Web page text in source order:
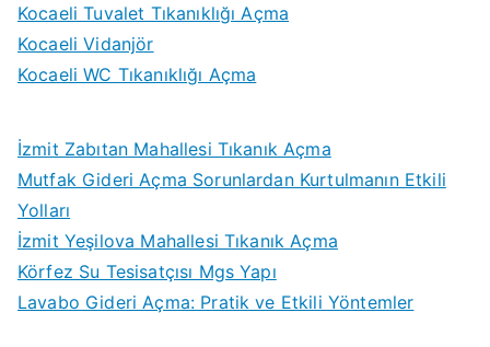
Kocaeli Tuvalet Tıkanıklığı Açma
Kocaeli Vidanjör
Kocaeli WC Tıkanıklığı Açma
İzmit Zabıtan Mahallesi Tıkanık Açma
Mutfak Gideri Açma Sorunlardan Kurtulmanın Etkili
Yolları
İzmit Yeşilova Mahallesi Tıkanık Açma
Körfez Su Tesisatçısı Mgs Yapı
Lavabo Gideri Açma: Pratik ve Etkili Yöntemler